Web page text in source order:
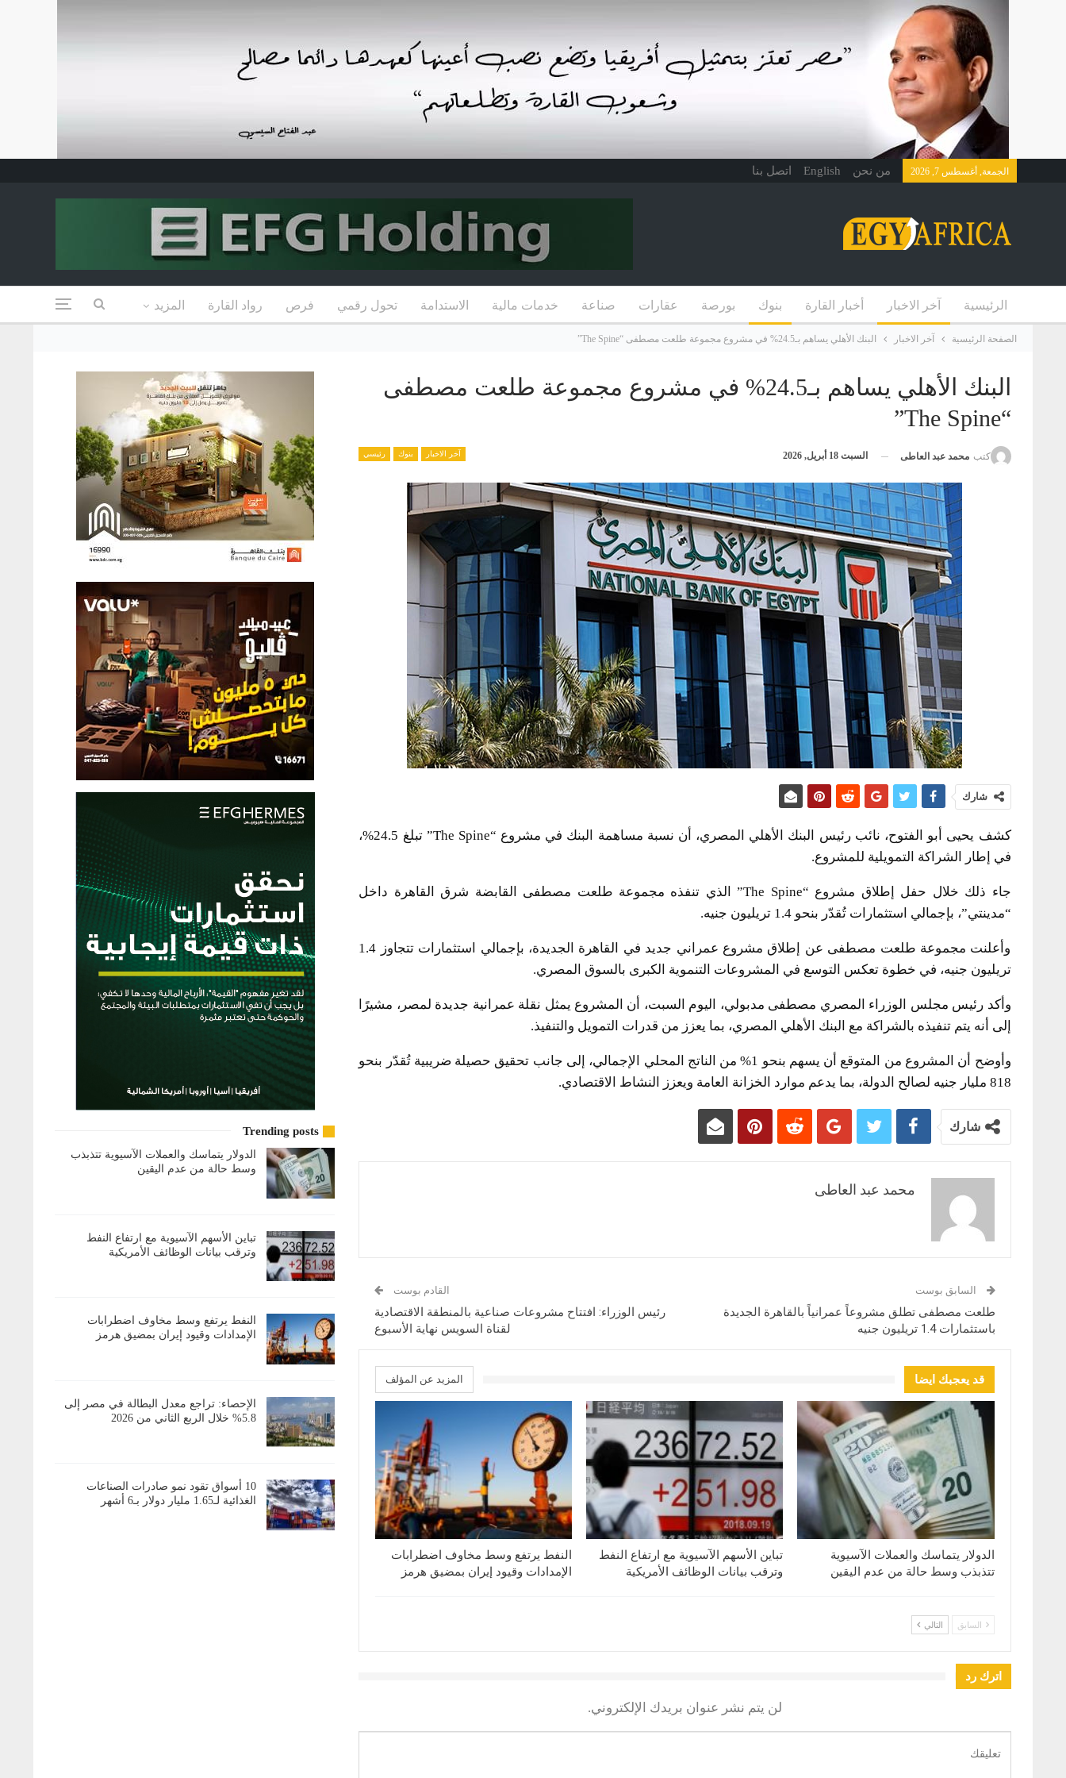
الجمعة, أغسطس 7, 2026 من نحن English اتصل بنا
الرئيسية آخر الاخبار أخبار القارة بنوك بورصة عقارات صناعة خدمات مالية الاستدامة تحول رقمي فرص رواد القارة المزيد
الصفحة الرئيسية آخر الاخبار البنك الأهلي يساهم بـ24.5% في مشروع مجموعة طلعت مصطفى “The Spine”
البنك الأهلي يساهم بـ24.5% في مشروع مجموعة طلعت مصطفى
“The Spine”
آخر الاخبار بنوك رئيسي كتب محمد عبد العاطى السبت 18 أبريل, 2026
شارك
كشف يحيى أبو الفتوح، نائب رئيس البنك الأهلي المصري، أن نسبة مساهمة البنك في مشروع “The Spine” تبلغ 24.5%،
في إطار الشراكة التمويلية للمشروع.
جاء ذلك خلال حفل إطلاق مشروع “The Spine” الذي تنفذه مجموعة طلعت مصطفى القابضة شرق القاهرة داخل
“مدينتي”، بإجمالي استثمارات تُقدّر بنحو 1.4 تريليون جنيه.
وأعلنت مجموعة طلعت مصطفى عن إطلاق مشروع عمراني جديد في القاهرة الجديدة، بإجمالي استثمارات تتجاوز 1.4
تريليون جنيه، في خطوة تعكس التوسع في المشروعات التنموية الكبرى بالسوق المصري.
وأكد رئيس مجلس الوزراء المصري مصطفى مدبولي، اليوم السبت، أن المشروع يمثل نقلة عمرانية جديدة لمصر، مشيرًا
إلى أنه يتم تنفيذه بالشراكة مع البنك الأهلي المصري، بما يعزز من قدرات التمويل والتنفيذ.
وأوضح أن المشروع من المتوقع أن يسهم بنحو 1% من الناتج المحلي الإجمالي، إلى جانب تحقيق حصيلة ضريبية تُقدّر بنحو
818 مليار جنيه لصالح الدولة، بما يدعم موارد الخزانة العامة ويعزز النشاط الاقتصادي.
شارك
محمد عبد العاطى
السابق بوست
طلعت مصطفى تطلق مشروعاً عمرانياً بالقاهرة الجديدة
باستثمارات 1.4 تريليون جنيه
القادم بوست
رئيس الوزراء: افتتاح مشروعات صناعية بالمنطقة الاقتصادية
لقناة السويس نهاية الأسبوع
قد يعجبك ايضا المزيد عن المؤلف
الدولار يتماسك والعملات الآسيوية
تتذبذب وسط حالة من عدم اليقين
تباين الأسهم الآسيوية مع ارتفاع النفط
وترقب بيانات الوظائف الأمريكية
النفط يرتفع وسط مخاوف اضطرابات
الإمدادات وقيود إيران بمضيق هرمز
السابق التالي
اترك رد
لن يتم نشر عنوان بريدك الإلكتروني.
Trending posts
الدولار يتماسك والعملات الآسيوية تتذبذب
وسط حالة من عدم اليقين
تباين الأسهم الآسيوية مع ارتفاع النفط
وترقب بيانات الوظائف الأمريكية
النفط يرتفع وسط مخاوف اضطرابات
الإمدادات وقيود إيران بمضيق هرمز
الإحصاء: تراجع معدل البطالة في مصر إلى
5.8% خلال الربع الثاني من 2026
10 أسواق تقود نمو صادرات الصناعات
الغذائية لـ1.65 مليار دولار بـ6 أشهر